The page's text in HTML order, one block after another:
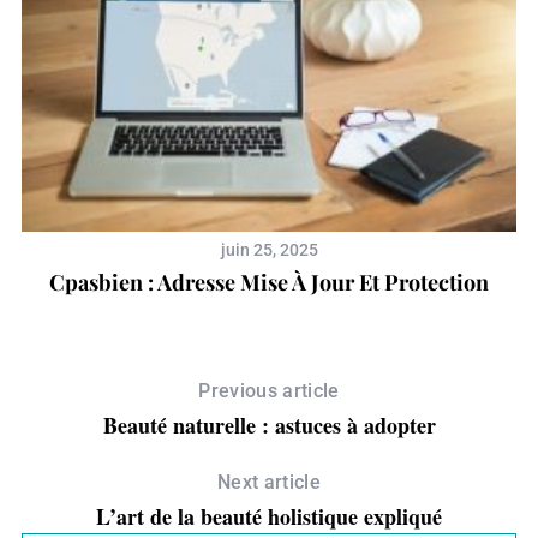
juin 25, 2025
Cpasbien : Adresse Mise À Jour Et Protection
Previous article
Beauté naturelle : astuces à adopter
Next article
L’art de la beauté holistique expliqué